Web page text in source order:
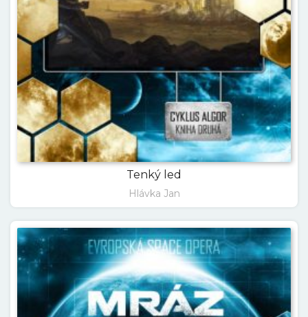
Tenký led
Hlávka Jan